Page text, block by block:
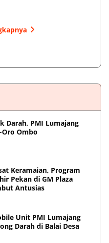
Darah, PMI Lumajang
Oro Ombo
Keramaian, Program
Pekan di GM Plaza
Antusias
Unit PMI Lumajang
Darah di Balai Desa